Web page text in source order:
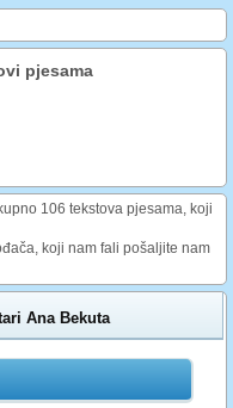
pjesama
106 tekstova pjesama, koji
koji nam fali pošaljite nam
Ana Bekuta